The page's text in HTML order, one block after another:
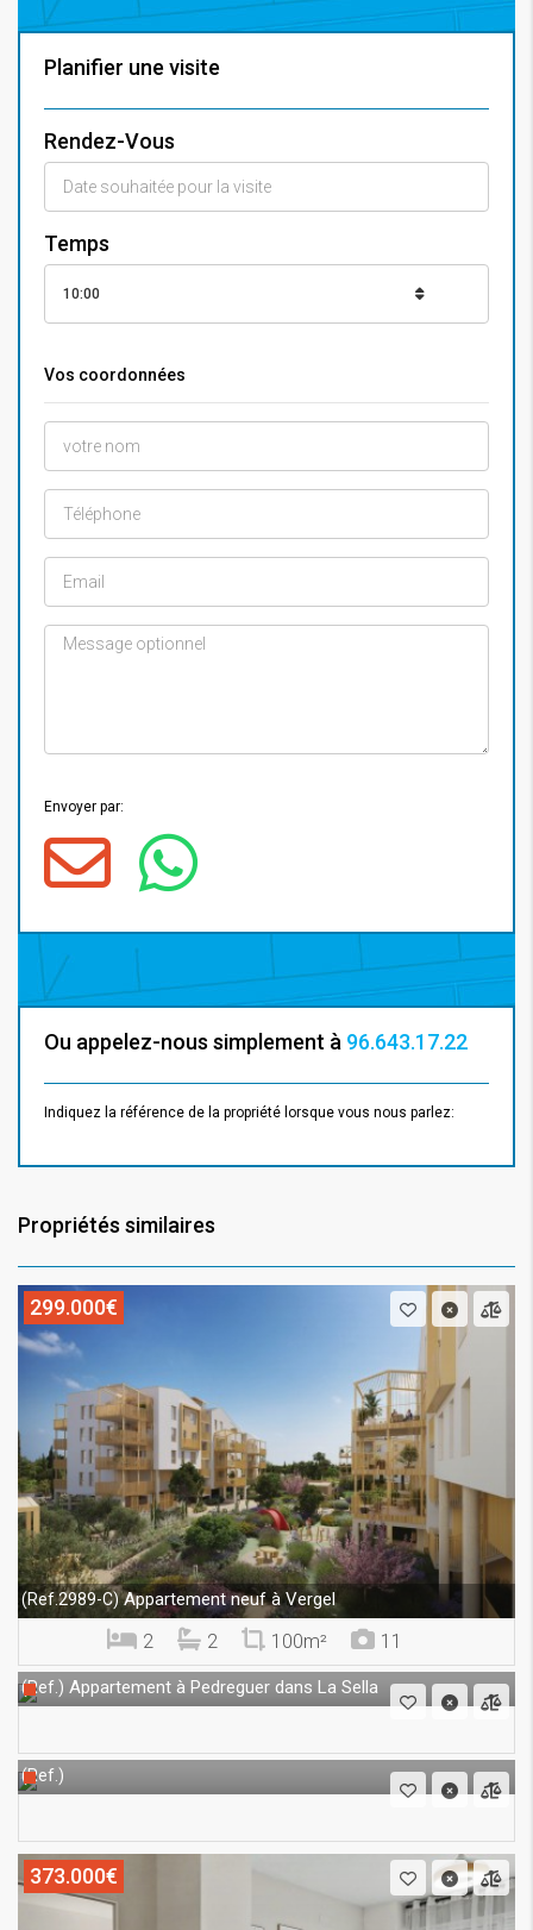
Planifier une visite
Rendez-Vous
Temps
10:00
Vos coordonnées
Envoyer par:
Ou appelez-nous simplement à 96.643.17.22
Indiquez la référence de la propriété lorsque vous nous parlez:
Propriétés similaires
299.000€
(Ref.2989-C)Appartement neuf à Vergel
2 2 100m² 11
(Ref.) Appartement à Pedreguer dans La Sella
(Ref.)
373.000€